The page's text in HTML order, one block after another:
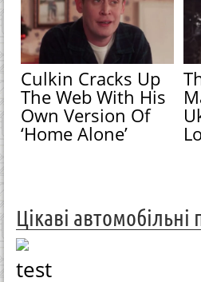
Culkin Cracks Up
The Web With His
Own Version Of
‘Home Alone’
Цікаві автомобільні
test